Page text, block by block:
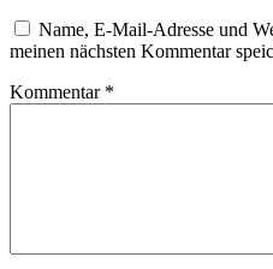
Name, E-Mail-Adresse und
meinen nächsten Kommentar
Kommentar *